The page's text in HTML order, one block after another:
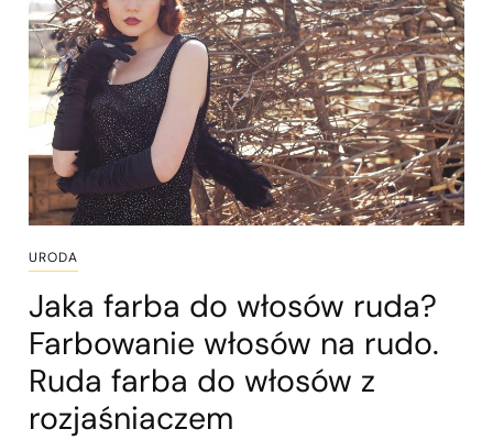
URODA
Jaka farba do włosów ruda?
Farbowanie włosów na rudo.
Ruda farba do włosów z
rozjaśniaczem